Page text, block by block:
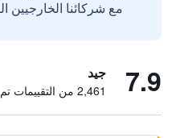
مع شركائنا الخارجيين
7.9 جيد
2,461 من التقييمات تم التحقق منها